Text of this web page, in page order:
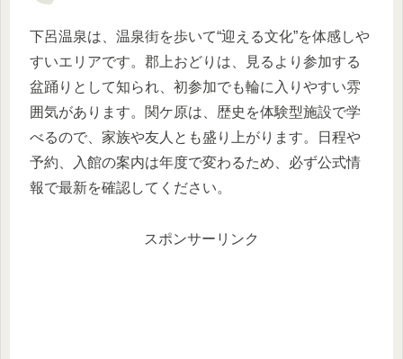
下呂温泉は、温泉街を歩いて“迎える文化”を体感しや
すいエリアです。郡上おどりは、見るより参加する
盆踊りとして知られ、初参加でも輪に入りやすい雰
囲気があります。関ケ原は、歴史を体験型施設で学
べるので、家族や友人とも盛り上がります。日程や
予約、入館の案内は年度で変わるため、必ず公式情
報で最新を確認してください。
スポンサーリンク